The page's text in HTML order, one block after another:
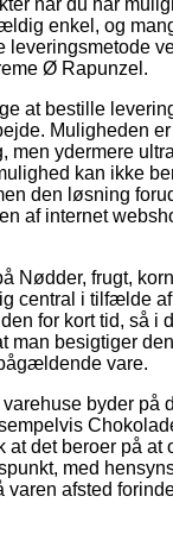
enkel, og
leveringsmetode
Ø Rapunzel.
at bestille
Muligheden
men ydermere
kan ikke
den løsning
af internet
Nødder, frugt,
central i tilfælde af
for kort tid, så i
man besigtiger
vare.
byder på
at det beroer på at
med
varen afsted